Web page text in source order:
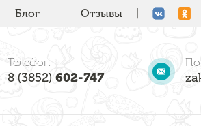
Блог Отзывы
Телефон:
8 (3852) 602-747